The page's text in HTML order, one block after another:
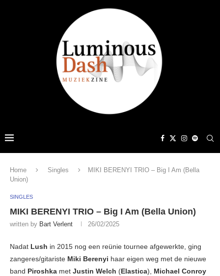
Home Singles
MIKI BERENYI TRIO – Big I Am (Bella
Union)
SINGLES
MIKI BERENYI TRIO – Big I Am (Bella Union)
written by Bart Verlent 26/02/2025
Nadat Lush in 2015 nog een reünie tournee afgewerkte, ging
zangeres/gitariste Miki Berenyi haar eigen weg met de nieuwe
band Piroshka met Justin Welch (Elastica), Michael Conroy